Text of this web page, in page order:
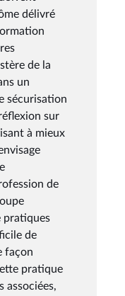
délivré
de la
un
sécurisation
sur
à mieux
de
pratiques
de
façon
pratique
associées,